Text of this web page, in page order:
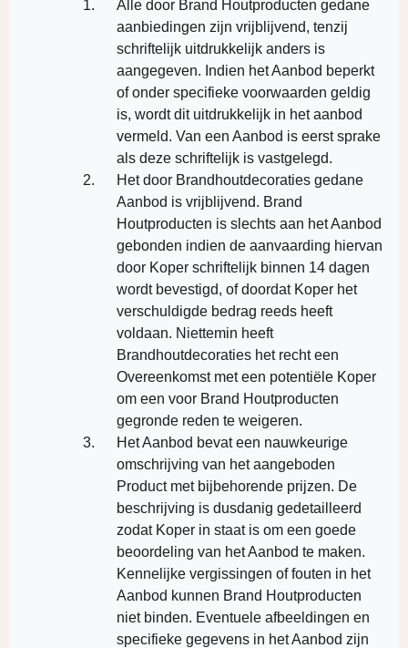
Alle door Brand Houtproducten gedane
aanbiedingen zijn vrijblijvend, tenzij
schriftelijk uitdrukkelijk anders is
aangegeven. Indien het Aanbod beperkt
of onder specifieke voorwaarden geldig
is, wordt dit uitdrukkelijk in het aanbod
vermeld. Van een Aanbod is eerst sprake
als deze schriftelijk is vastgelegd.
Het door Brandhoutdecoraties gedane
Aanbod is vrijblijvend. Brand
Houtproducten is slechts aan het Aanbod
gebonden indien de aanvaarding hiervan
door Koper schriftelijk binnen 14 dagen
wordt bevestigd, of doordat Koper het
verschuldigde bedrag reeds heeft
voldaan. Niettemin heeft
Brandhoutdecoraties het recht een
Overeenkomst met een potentiële Koper
om een voor Brand Houtproducten
gegronde reden te weigeren.
Het Aanbod bevat een nauwkeurige
omschrijving van het aangeboden
Product met bijbehorende prijzen. De
beschrijving is dusdanig gedetailleerd
zodat Koper in staat is om een goede
beoordeling van het Aanbod te maken.
Kennelijke vergissingen of fouten in het
Aanbod kunnen Brand Houtproducten
niet binden. Eventuele afbeeldingen en
specifieke gegevens in het Aanbod zijn